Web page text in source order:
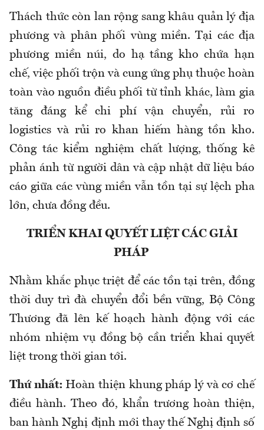
Thách thức còn lan rộng sang khâu quản lý địa
phương và phân phối vùng miền. Tại các địa
phương miền núi, do hạ tầng kho chứa hạn
chế, việc phối trộn và cung ứng phụ thuộc hoàn
toàn vào nguồn điều phối từ tỉnh khác, làm gia
tăng đáng kể chi phí vận chuyển, rủi ro
logistics và rủi ro khan hiếm hàng tồn kho.
Công tác kiểm nghiệm chất lượng, thống kê
phản ánh từ người dân và cập nhật dữ liệu báo
cáo giữa các vùng miền vẫn tồn tại sự lệch pha
lớn, chưa đồng đều.
TRIỂN KHAI QUYẾT LIỆT CÁC GIẢI
PHÁP
Nhằm khắc phục triệt để các tồn tại trên, đồng
thời duy trì đà chuyển đổi bền vững, Bộ Công
Thương đã lên kế hoạch hành động với các
nhóm nhiệm vụ đồng bộ cần triển khai quyết
liệt trong thời gian tới.
Thứ nhất: Hoàn thiện khung pháp lý và cơ chế
điều hành. Theo đó, khẩn trương hoàn thiện,
ban hành Nghị định mới thay thế Nghị định số